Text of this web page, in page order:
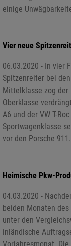
einige
Vier neue
06.03.2020 - In vier
Spitzenreiter bei
Mittelklasse zog der
Oberklasse
A6 und der VW T-
Sportwagenklasse
vor den Porsche 911.
Heimische Pkw-
04.03.2020 -
beiden Monaten
unter den
inländische